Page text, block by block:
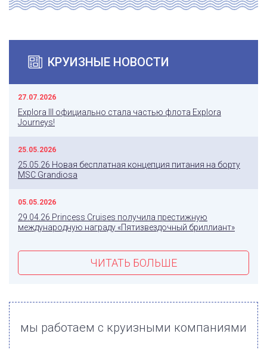
КРУИЗНЫЕ НОВОСТИ
27.07.2026
Explora III официально стала частью флота Explora
Journeys!
25.05.2026
25.05.26 Новая бесплатная концепция питания на борту
MSC Grandiosa
05.05.2026
29.04.26 Princess Cruises получила престижную
международную награду «Пятизвездочный бриллиант»
ЧИТАТЬ БОЛЬШЕ
мы работаем с круизными компаниями